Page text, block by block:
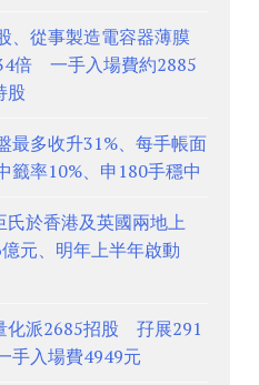
、從事製造電容器薄膜
倍 一手入場費約2885
股
最多收升31%、每手帳面
率10%、申180手穩中
於香港及英國兩地上
元、明年上半年啟動
化派2685招股 孖展291
手入場費4949元